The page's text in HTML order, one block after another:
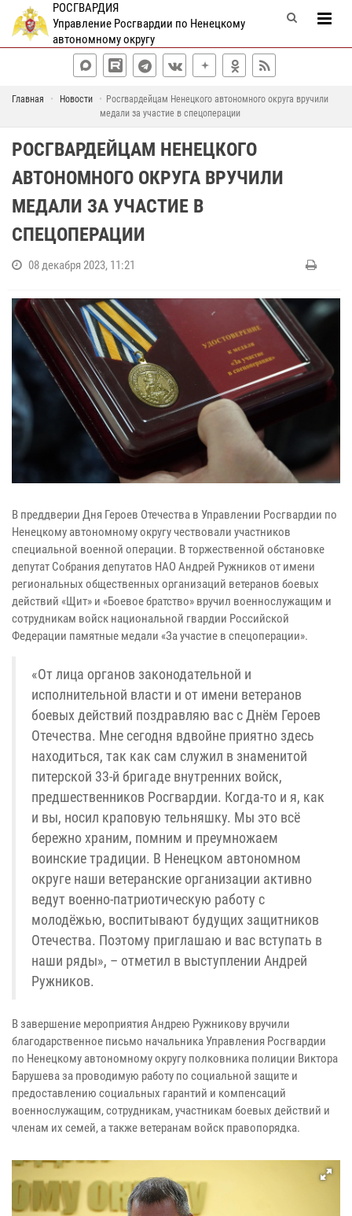
РОСГВАРДИЯ
Управление Росгвардии по Ненецкому
автономному округу
Главная Новости
Росгвардейцам Ненецкого автономного округа вручили
медали за участие в спецоперации
РОСГВАРДЕЙЦАМ НЕНЕЦКОГО
АВТОНОМНОГО ОКРУГА ВРУЧИЛИ
МЕДАЛИ ЗА УЧАСТИЕ В
СПЕЦОПЕРАЦИИ
08 декабря 2023, 11:21
В преддверии Дня Героев Отечества в Управлении Росгвардии по
Ненецкому автономному округу чествовали участников
специальной военной операции. В торжественной обстановке
депутат Собрания депутатов НАО Андрей Ружников от имени
региональных общественных организаций ветеранов боевых
действий «Щит» и «Боевое братство» вручил военнослужащим и
сотрудникам войск национальной гвардии Российской
Федерации памятные медали «За участие в спецоперации».
«От лица органов законодательной и
исполнительной власти и от имени ветеранов
боевых действий поздравляю вас с Днём Героев
Отечества. Мне сегодня вдвойне приятно здесь
находиться, так как сам служил в знаменитой
питерской 33-й бригаде внутренних войск,
предшественников Росгвардии. Когда-то и я, как
и вы, носил краповую тельняшку. Мы это всё
бережно храним, помним и преумножаем
воинские традиции. В Ненецком автономном
округе наши ветеранские организации активно
ведут военно-патриотическую работу с
молодёжью, воспитывают будущих защитников
Отечества. Поэтому приглашаю и вас вступать в
наши ряды», – отметил в выступлении Андрей
Ружников.
В завершение мероприятия Андрею Ружникову вручили
благодарственное письмо начальника Управления Росгвардии
по Ненецкому автономному округу полковника полиции Виктора
Барушева за проводимую работу по социальной защите и
предоставлению социальных гарантий и компенсаций
военнослужащим, сотрудникам, участникам боевых действий и
членам их семей, а также ветеранам войск правопорядка.